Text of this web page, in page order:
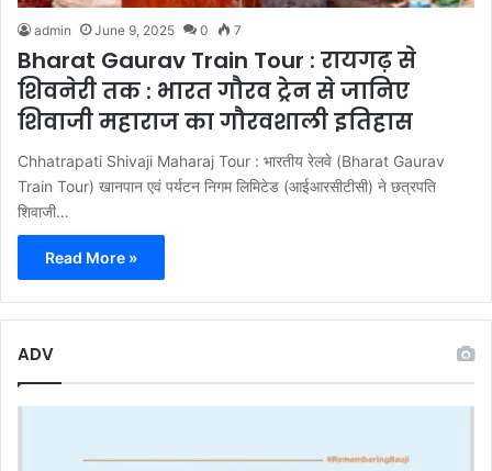
admin June 9, 2025 0 7
Bharat Gaurav Train Tour : रायगढ़ से
शिवनेरी तक : भारत गौरव ट्रेन से जानिए
शिवाजी महाराज का गौरवशाली इतिहास
Chhatrapati Shivaji Maharaj Tour : भारतीय रेलवे (Bharat Gaurav
Train Tour) खानपान एवं पर्यटन निगम लिमिटेड (आईआरसीटीसी) ने छत्रपति
शिवाजी…
Read More »
ADV